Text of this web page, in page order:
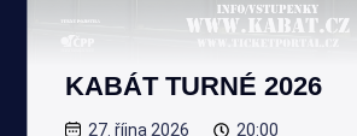
KABÁT TURNÉ 2026
27. října 2026 20:00